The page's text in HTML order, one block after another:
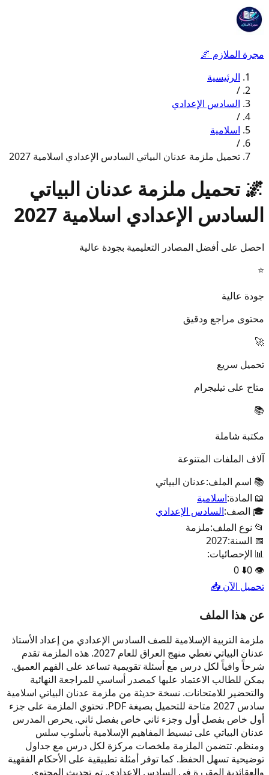
مجرة الملازم 🌌
الرئيسية
/
السادس الإعدادي
/
اسلامية
/
تحميل ملزمة عدنان البياتي السادس الإعدادي اسلامية 2027
🌌 تحميل ملزمة عدنان البياتي
السادس الإعدادي اسلامية 2027
احصل على أفضل المصادر التعليمية بجودة عالية
⭐
جودة عالية
محتوى مراجع ودقيق
🚀
تحميل سريع
متاح على تيليجرام
📚
مكتبة شاملة
آلاف الملفات المتنوعة
📚 اسم الملف:عدنان البياتي
📖 المادة:اسلامية
🎓 الصف:السادس الإعدادي
📂 نوع الملف:ملزمة
📅 السنة:2027
📊 الإحصائيات:
👁️
0
⬇️
0
تحميل الآن 📥
عن هذا الملف
ملزمة التربية الإسلامية للصف السادس الإعدادي من إعداد الأستاذ
عدنان البياتي تغطي منهج العراق للعام 2027. هذه الملزمة تقدم
شرحاً وافياً لكل درس مع أسئلة تقويمية تساعد على الفهم العميق.
يمكن للطالب الاعتماد عليها كمصدر أساسي للمراجعة النهائية
والتحضير للامتحانات. نسخة حديثة من ملزمة عدنان البياتي اسلامية
سادس 2027 متاحة للتحميل بصيغة PDF. تحتوي الملزمة على جزء
أول خاص بفصل أول وجزء ثاني خاص بفصل ثاني. يحرص المدرس
عدنان البياتي على تبسيط المفاهيم الإسلامية بأسلوب سلس
ومنظم. تتضمن الملزمة ملخصات مركزة لكل درس مع جداول
توضيحية تسهل الحفظ. كما توفر أمثلة تطبيقية على الأحكام الفقهية
والعقائدية المقررة في السادس الإعدادي. تم تحديث المحتوى